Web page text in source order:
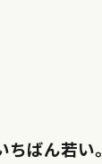
ばん若い。